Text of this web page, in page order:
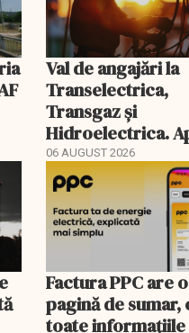
Val de angajări la
Transelectrica,
Transgaz și
Hidroelectrica.
400 de posturi
06 AUGUST 2026
Factura PPC are o
pagină de sumar,
toate